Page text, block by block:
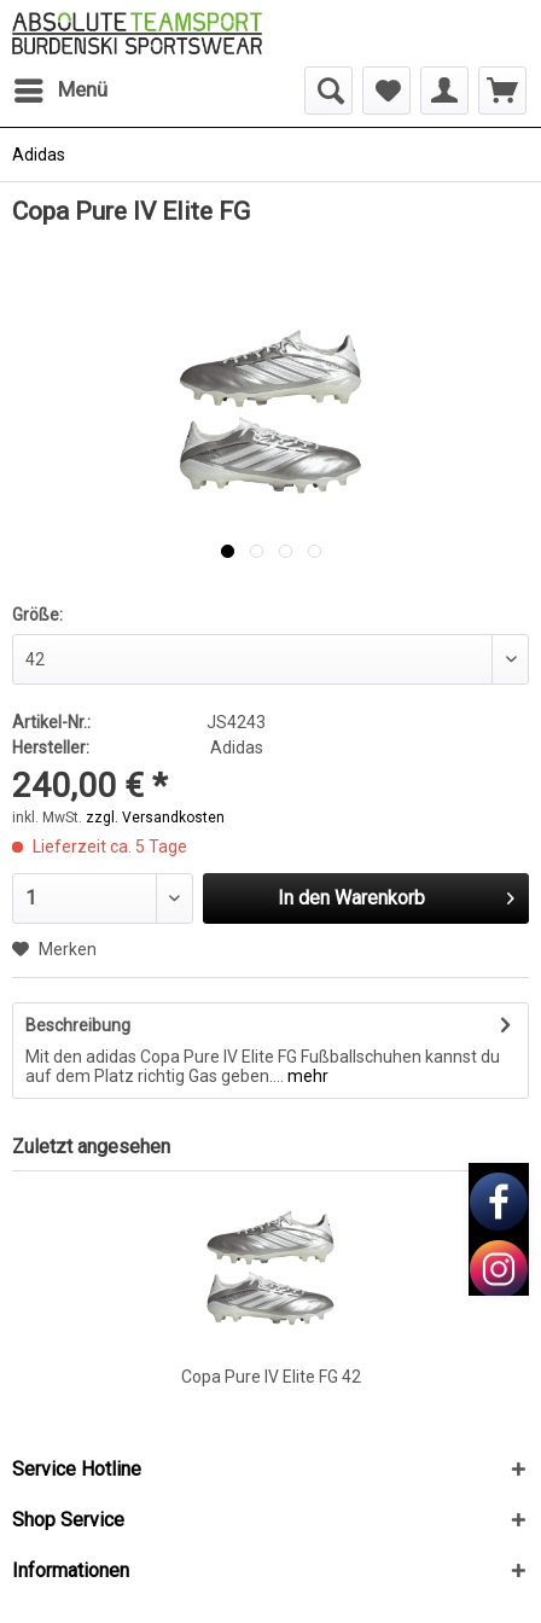
Menü
Adidas
Copa Pure IV Elite FG
Größe:
Artikel-Nr.:
JS4243
Hersteller:
Adidas
240,00 € *
inkl. MwSt. zzgl. Versandkosten
Lieferzeit ca. 5 Tage
In den Warenkorb
Merken
Beschreibung
Mit den adidas Copa Pure IV Elite FG Fußballschuhen kannst du
auf dem Platz richtig Gas geben....
mehr
Zuletzt angesehen
Copa Pure IV Elite FG 42
Service Hotline
Shop Service
Informationen